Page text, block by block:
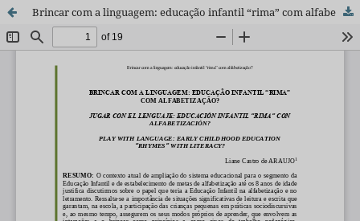
Brincar com a linguagem: educação infantil “rima” com alfabetização?